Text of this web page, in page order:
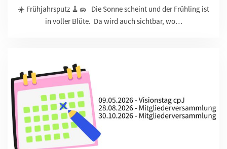
☀️ Frühjahrsputz 🧹🧽 Die Sonne scheint und der Frühling ist
in voller Blüte. Da wird auch sichtbar, wo…